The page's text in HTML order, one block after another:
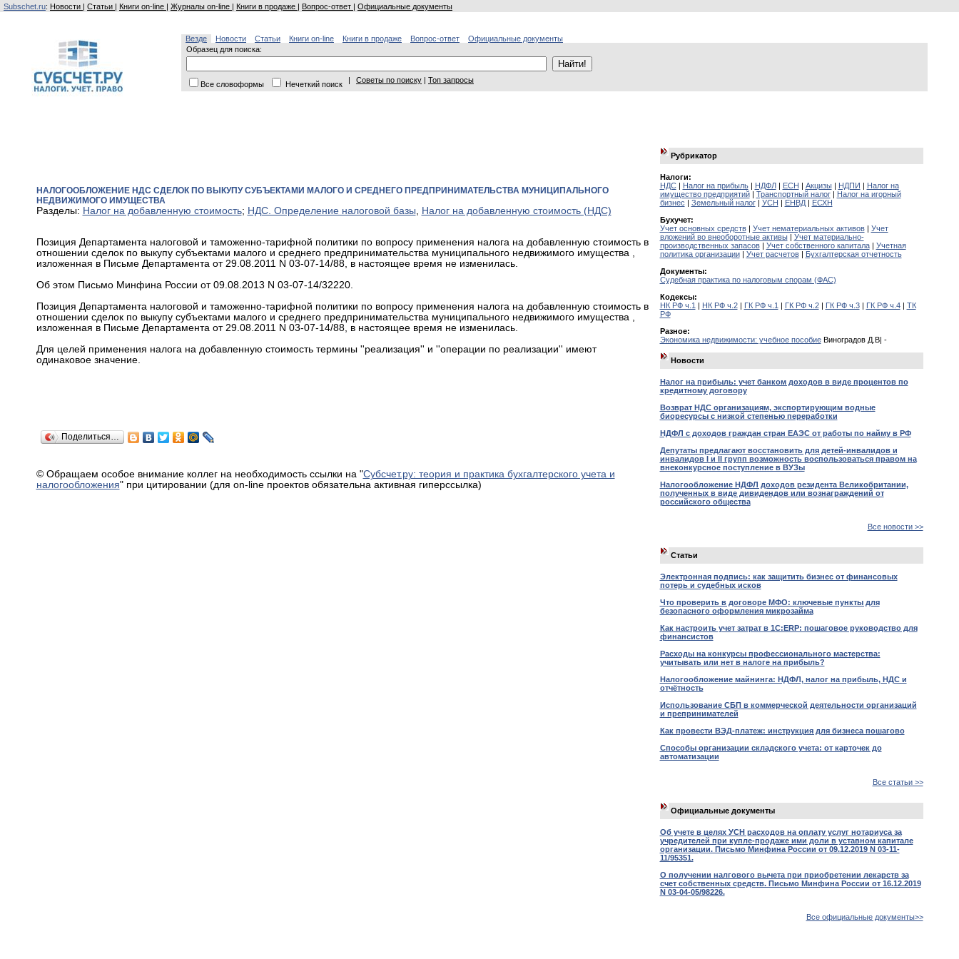
Subschet.ru: Новости | Статьи | Книги on-line | Журналы on-line | Книги в продаже | Вопрос-ответ | Официальные документы
Везде Новости Статьи Книги on-line Книги в продаже Вопрос-ответ
Официальные документы
Образец для поиска:
Все словоформы Нечеткий поиск | Советы по поиску | Топ запросы
НАЛОГООБЛОЖЕНИЕ НДС СДЕЛОК ПО ВЫКУПУ СУБЪЕКТАМИ МАЛОГО И СРЕДНЕГО ПРЕДПРИНИМАТЕЛЬСТВА МУНИЦИПАЛЬНОГО
НЕДВИЖИМОГО ИМУЩЕСТВА
Разделы: Налог на добавленную стоимость; НДС. Определение налоговой базы, Налог на добавленную стоимость (НДС)
Позиция Департамента налоговой и таможенно-тарифной политики по вопросу применения налога на добавленную стоимость в
отношении сделок по выкупу субъектами малого и среднего предпринимательства муниципального недвижимого имущества ,
изложенная в Письме Департамента от 29.08.2011 N 03-07-14/88, в настоящее время не изменилась.
Об этом Письмо Минфина России от 09.08.2013 N 03-07-14/32220.
Позиция Департамента налоговой и таможенно-тарифной политики по вопросу применения налога на добавленную стоимость в
отношении сделок по выкупу субъектами малого и среднего предпринимательства муниципального недвижимого имущества ,
изложенная в Письме Департамента от 29.08.2011 N 03-07-14/88, в настоящее время не изменилась.
Для целей применения налога на добавленную стоимость термины ''реализация'' и ''операции по реализации'' имеют
одинаковое значение.
Поделиться…
© Обращаем особое внимание коллег на необходимость ссылки на "Субсчет.ру: теория и практика бухгалтерского учета и
налогообложения" при цитировании (для on-line проектов обязательна активная гиперссылка)
Рубрикатор
Налоги:
НДС| Налог на прибыль| НДФЛ| ЕСН | Акцизы| НДПИ | Налог на
имущество предприятий| Транспортный налог| Налог на игорный
бизнес | Земельный налог| УСН | ЕНВД| ЕСХН
Бухучет:
Учет основных средств| Учет нематериальных активов| Учет
вложений во внеоборотные активы| Учет материально-
производственных запасов| Учет собственного капитала| Учетная
политика организации| Учет расчетов| Бухгалтерская отчетность
Документы:
Судебная практика по налоговым спорам (ФАС)
Кодексы:
НК РФ ч.1 | НК РФ ч.2| ГК РФ ч.1 | ГК РФ ч.2| ГК РФ ч.3| ГК РФ ч.4| ТК
РФ
Разное:
Экономика недвижимости: учебное пособиеВиноградов Д.В| -
Новости
Налог на прибыль: учет банком доходов в виде процентов по
кредитному договору
Возврат НДС организациям, экспортирующим водные
биоресурсы с низкой степенью переработки
НДФЛ с доходов граждан стран ЕАЭС от работы по найму в РФ
Депутаты предлагают восстановить для детей-инвалидов и
инвалидов I и II групп возможность воспользоваться правом на
внеконкурсное поступление в ВУЗы
Налогообложение НДФЛ доходов резидента Великобритании,
полученных в виде дивидендов или вознаграждений от
российского общества
Все новости >>
Статьи
Электронная подпись: как защитить бизнес от финансовых
потерь и судебных исков
Что проверить в договоре МФО: ключевые пункты для
безопасного оформления микрозайма
Как настроить учет затрат в 1С:ERP: пошаговое руководство для
финансистов
Расходы на конкурсы профессионального мастерства:
учитывать или нет в налоге на прибыль?
Налогообложение майнинга: НДФЛ, налог на прибыль, НДС и
отчётность
Использование СБП в коммерческой деятельности организаций
и препринимателей
Как провести ВЭД-платеж: инструкция для бизнеса пошагово
Способы организации складского учета: от карточек до
автоматизации
Все статьи >>
Официальные документы
Об учете в целях УСН расходов на оплату услуг нотариуса за
учредителей при купле-продаже ими доли в уставном капитале
организации. Письмо Минфина России от 09.12.2019 N 03-11-
11/95351.
О получении налгового вычета при приобретении лекарств за
счет собственных средств. Письмо Минфина России от 16.12.2019
N 03-04-05/98226.
Все официальные документы>>